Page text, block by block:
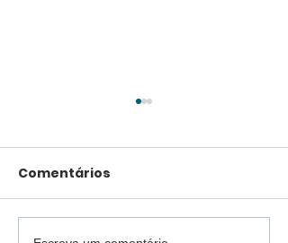
Comentários